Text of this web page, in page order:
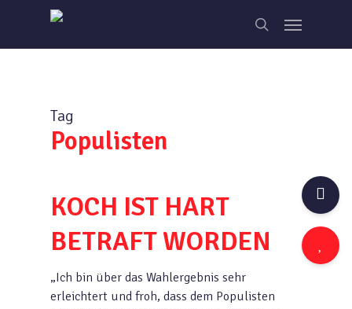
main
search
Menu
Tag
Populisten
KOCH IST HART
BETRAFT WORDEN
„Ich bin über das Wahlergebnis sehr
erleichtert und froh, dass dem Populisten